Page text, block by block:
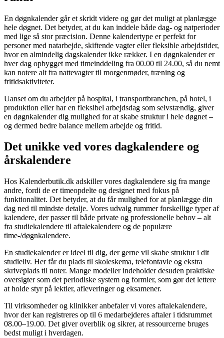
En døgnkalender går et skridt videre og gør det muligt at planlægge
hele døgnet. Det betyder, at du kan inddele både dag- og natperioder
med lige så stor præcision. Denne kalendertype er perfekt for
personer med natarbejde, skiftende vagter eller fleksible arbejdstider,
hvor en almindelig dagskalender ikke rækker. I en døgnkalender er
hver dag opbygget med timeinddeling fra 00.00 til 24.00, så du nemt
kan notere alt fra nattevagter til morgenmøder, træning og
fritidsaktiviteter.
Uanset om du arbejder på hospital, i transportbranchen, på hotel, i
produktion eller har en fleksibel arbejdsdag som selvstændig, giver
en døgnkalender dig mulighed for at skabe struktur i hele døgnet –
og dermed bedre balance mellem arbejde og fritid.
Det unikke ved vores dagkalendere og
årskalendere
Hos Kalenderbutik.dk adskiller vores dagkalendere sig fra mange
andre, fordi de er timeopdelte og designet med fokus på
funktionalitet. Det betyder, at du får mulighed for at planlægge din
dag ned til mindste detalje. Vores udvalg rummer forskellige typer af
kalendere, der passer til både private og professionelle behov – alt
fra studiekalendere til aftalekalendere og de populære
time-/døgnkalendere.
En studiekalender er ideel til dig, der gerne vil skabe struktur i dit
studieliv. Her får du plads til skoleskema, telefontavle og ekstra
skriveplads til noter. Mange modeller indeholder desuden praktiske
oversigter som det periodiske system og formler, som gør det lettere
at holde styr på lektier, afleveringer og eksamener.
Til virksomheder og klinikker anbefaler vi vores aftalekalendere,
hvor der kan registreres op til 6 medarbejderes aftaler i tidsrummet
08.00–19.00. Det giver overblik og sikrer, at ressourcerne bruges
bedst muligt i hverdagen.